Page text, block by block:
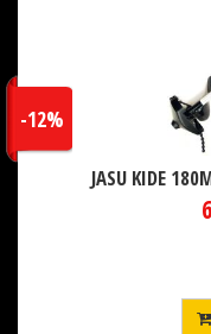
JASU KIDE
-12%